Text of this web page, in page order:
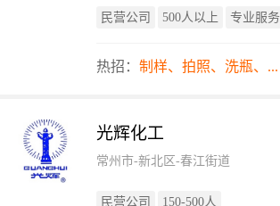
民营公司 500人以上 专业服
热招： 制样、拍照、洗瓶、...
光辉化工
常州市-新北区-春江街道
民营公司 150-500人